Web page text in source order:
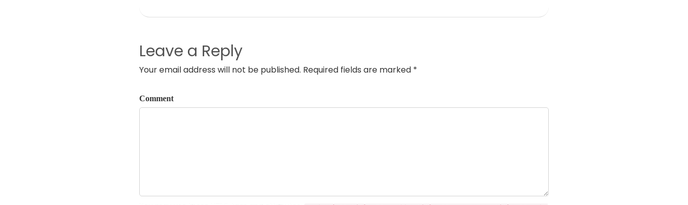
Leave a Reply
Your email address will not be published. Required fields are marked *
Comment